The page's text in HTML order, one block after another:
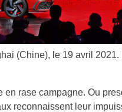
(Chine), le 19 avril 2021.
en rase campagne. Ou
reconnaissent leur